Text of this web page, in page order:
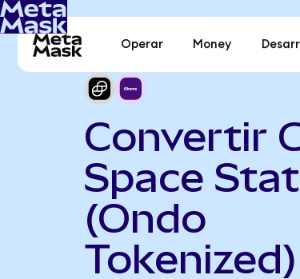
Operar Money
Convertir
Space
(Ondo